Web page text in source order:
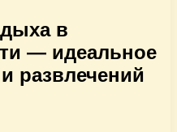
в
— идеальное
развлечений